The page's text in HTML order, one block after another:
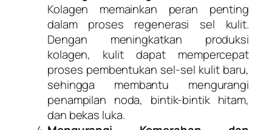
Kolagen memainkan peran penting
dalam proses regenerasi sel kulit.
Dengan meningkatkan produksi
kolagen, kulit dapat mempercepat
proses pembentukan sel-sel kulit baru,
sehingga membantu mengurangi
penampilan noda, bintik-bintik hitam,
dan bekas luka.